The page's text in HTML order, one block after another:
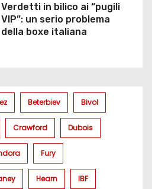
Verdetti in bilico ai “pugili
VIP”: un serio problema
della boxe italiana
Beterbiev Bivol
Crawford Dubois
Fury
Hearn IBF